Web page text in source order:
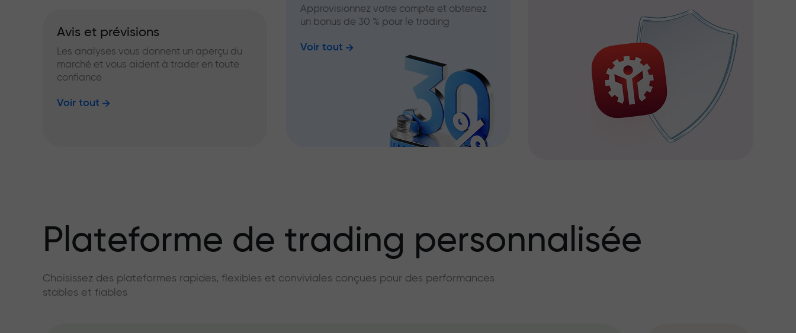
Avis et prévisions
Les analyses vous donnent un aperçu du
marché et vous aident à trader en toute
confiance
Voir tout
Approvisionnez votre compte et obtenez
un bonus de 30 % pour le trading
Voir tout
Plateforme de trading personnalisée
Choisissez des plateformes rapides, flexibles et conviviales conçues pour des performances
stables et fiables